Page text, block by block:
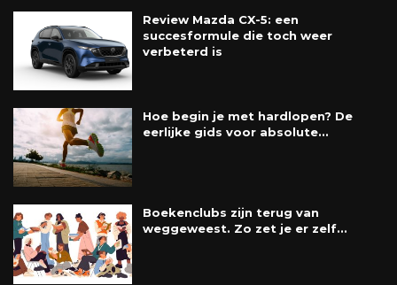
Review Mazda CX-5: een
succesformule die toch weer
verbeterd is
Hoe begin je met hardlopen? De
eerlijke gids voor absolute...
Boekenclubs zijn terug van
weggeweest. Zo zet je er zelf...